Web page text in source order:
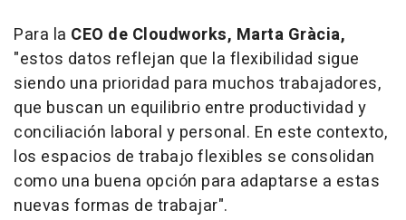
Para la CEO de Cloudworks, Marta Gràcia,
"estos datos reflejan que la flexibilidad sigue
siendo una prioridad para muchos trabajadores,
que buscan un equilibrio entre productividad y
conciliación laboral y personal. En este contexto,
los espacios de trabajo flexibles se consolidan
como una buena opción para adaptarse a estas
nuevas formas de trabajar".